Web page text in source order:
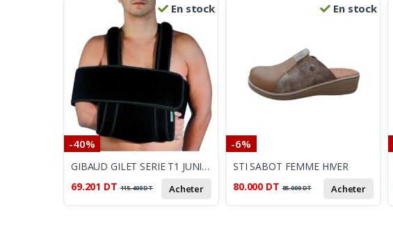
En stock
-40%
GIBAUD GILET SERIE T1 JUNIOR 4209
69.201 DT 115.400DT Acheter
En stock
-6%
STI SABOT FEMME HIVER
80.000 DT 85.000DT Acheter